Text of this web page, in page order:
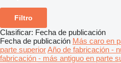
Filtro
Clasificar: Fecha de publicación
Fecha de publicación Más caro en
parte superiorAño de fabricación -
fabricación - más antiguo en parte